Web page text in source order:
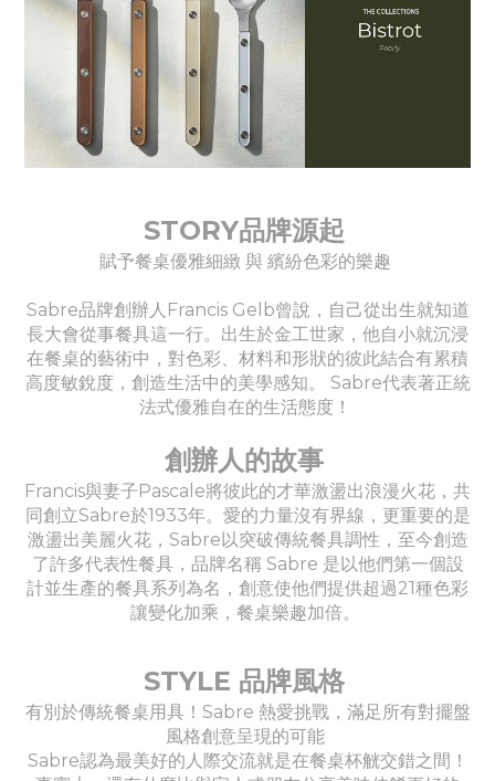
STORY品牌源起
賦予餐桌優雅細緻 與 繽紛色彩的樂趣
Sabre品牌創辦人Francis Gelb曾說，自己從出生就知道
長大會從事餐具這一行。出生於金工世家，他自小就沉浸
在餐桌的藝術中，對色彩、材料和形狀的彼此結合有累積
高度敏銳度，創造生活中的美學感知。 Sabre代表著正統
法式優雅自在的生活態度！
創辦人的故事
Francis與妻子Pascale將彼此的才華激盪出浪漫火花，共
同創立Sabre於1933年。愛的力量沒有界線，更重要的是
激盪出美麗火花，Sabre以突破傳統餐具調性，至今創造
了許多代表性餐具，品牌名稱 Sabre 是以他們第一個設
計並生產的餐具系列為名，創意使他們提供超過21種色彩
讓變化加乘，餐桌樂趣加倍。
STYLE 品牌風格
有別於傳統餐桌用具！Sabre 熱愛挑戰，滿足所有對擺盤
風格創意呈現的可能
Sabre認為最美好的人際交流就是在餐桌杯觥交錯之間！